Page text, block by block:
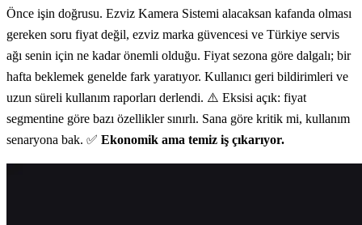
Önce işin doğrusu. Ezviz Kamera Sistemi alacaksan kafanda olması
gereken soru fiyat değil, ezviz marka güvencesi ve Türkiye servis
ağı senin için ne kadar önemli olduğu. Fiyat sezona göre dalgalı; bir
hafta beklemek genelde fark yaratıyor. Kullanıcı geri bildirimleri ve
uzun süreli kullanım raporları derlendi. ⚠️ Eksisi açık: fiyat
segmentine göre bazı özellikler sınırlı. Sana göre kritik mi, kullanım
senaryona bak. ✅ Ekonomik ama temiz iş çıkarıyor.